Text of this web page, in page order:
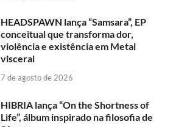
HEADSPAWN lança “Samsara”, EP
conceitual que transforma dor,
violência e existência em Metal
visceral
7 de agosto de 2026
HIBRIA lança “On the Shortness of
Life”, álbum inspirado na filosofia de